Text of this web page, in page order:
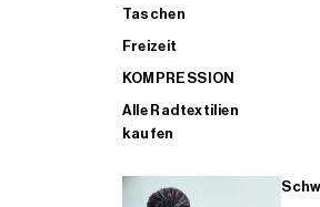
Taschen
Freizeit
KOMPRESSION
Alle Radtextilien
kaufen